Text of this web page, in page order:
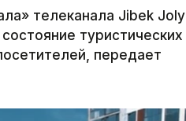
телеканала Jibek Joly
туристических
передает